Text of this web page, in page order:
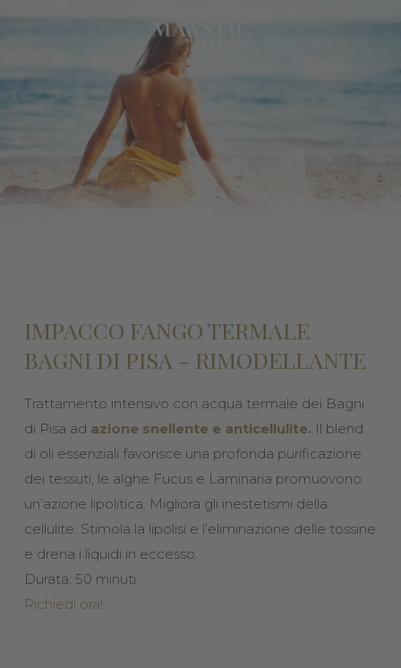
IMPACCO FANGO TERMALE
BAGNI DI PISA - RIMODELLANTE
Trattamento intensivo con acqua termale dei Bagni
di Pisa ad azione snellente e anticellulite. Il blend
di oli essenziali favorisce una profonda purificazione
dei tessuti, le alghe Fucus e Laminaria promuovono
un’azione lipolitica. Migliora gli inestetismi della
cellulite. Stimola la lipolisi e l’eliminazione delle tossine
e drena i liquidi in eccesso.
Durata: 50 minuti
Richiedi ora!